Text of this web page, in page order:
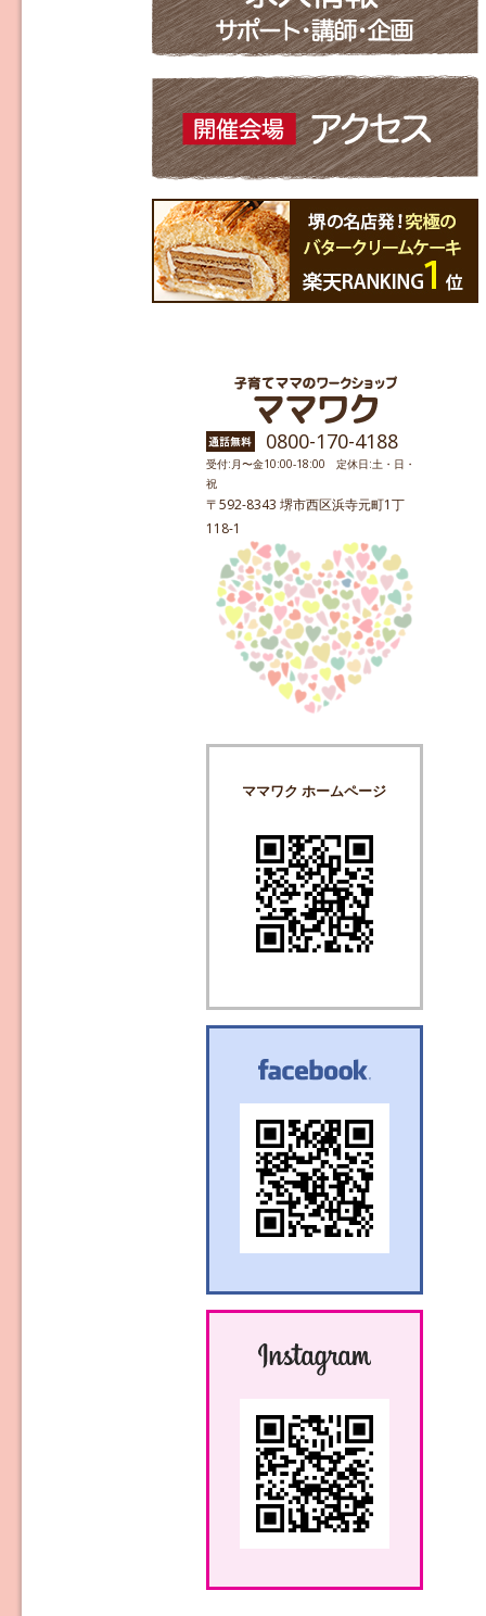
0800-170-4188
受付:月〜金10:00-18:00 定休日:土・日・
祝
〒592-8343 堺市西区浜寺元町1丁
118-1
ママワク ホームページ